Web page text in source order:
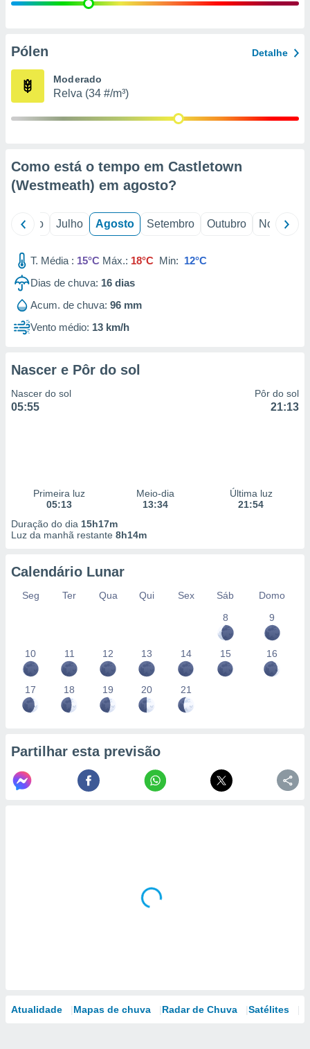
e
de
Pólen Detalhe
Moderado
Relva (34 #/m³)
Como está o tempo em Castletown
(Westmeath) em agosto?
Junho Julho Agosto Setembro Outubro Novembro
T. Média : 15°C Máx.: 18°C Min: 12°C
Dias de chuva: 16 dias
Acum. de chuva: 96 mm
Vento médio: 13 km/h
Nascer e Pôr do sol
Nascer do sol
05:55
Pôr do sol
21:13
Primeira luz
05:13
Meio-dia
13:34
Última luz
21:54
Duração do dia 15h17m
Luz da manhã restante 8h14m
Calendário Lunar
Seg Ter Qua Qui Sex Sáb
Domo
8
9
10 11 12 13 14 15 16
17 18 19 20 21
Partilhar esta previsão
Atualidade Mapas de chuva Radar de Chuva Satélites